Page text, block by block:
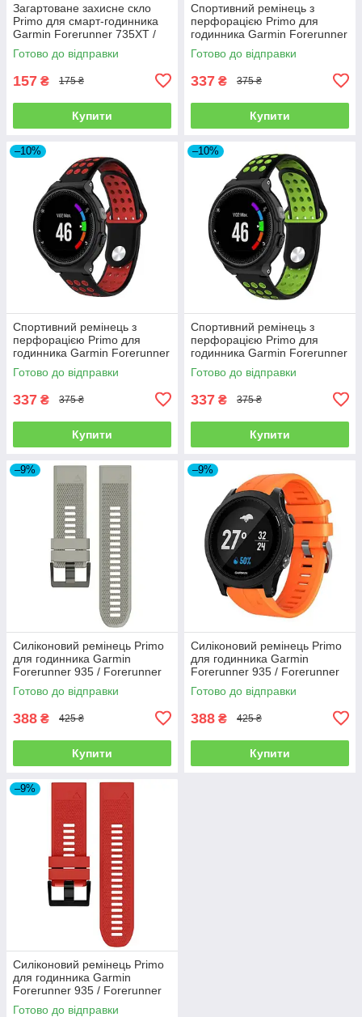
Загартоване захисне скло
Primo для смарт-годинника
Garmin Forerunner 735XT /
735
Готово до відправки
157 ₴ 175 ₴
Купити
Спортивний ремінець з
перфорацією Primo для
годинника Garmin Forerunner
/ Approach - Red&Black
Готово до відправки
337 ₴ 375 ₴
Купити
–10%
Спортивний ремінець з
перфорацією Primo для
годинника Garmin Forerunner
/ Approach - Black&Red
Готово до відправки
337 ₴ 375 ₴
Купити
–10%
Спортивний ремінець з
перфорацією Primo для
годинника Garmin Forerunner
/ Approach - Black&Green
Готово до відправки
337 ₴ 375 ₴
Купити
–9%
Силіконовий ремінець Primo
для годинника Garmin
Forerunner 935 / Forerunner
945 - Grey
Готово до відправки
388 ₴ 425 ₴
Купити
–9%
Силіконовий ремінець Primo
для годинника Garmin
Forerunner 935 / Forerunner
945 - Orange
Готово до відправки
388 ₴ 425 ₴
Купити
–9%
Силіконовий ремінець Primo
для годинника Garmin
Forerunner 935 / Forerunner
945 - Red
Готово до відправки